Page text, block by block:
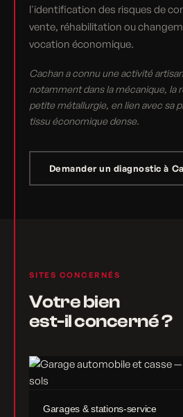
l'identification des risques de
vente, réhabilitation ou
vocation économique.
Cachan a connu une activité
notamment dans la mécanique, la
petite métallurgie, en lien avec sa
tissu économique dense.
Demander un diagnostic à
SITES CONCERNÉS
Votre bien
est-il concerné ?
Garages & stations-service